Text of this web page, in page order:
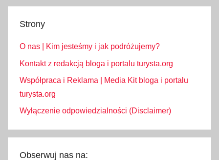
Strony
O nas | Kim jesteśmy i jak podróżujemy?
Kontakt z redakcją bloga i portalu turysta.org
Współpraca i Reklama | Media Kit bloga i portalu
turysta.org
Wyłączenie odpowiedzialności (Disclaimer)
Obserwuj nas na: